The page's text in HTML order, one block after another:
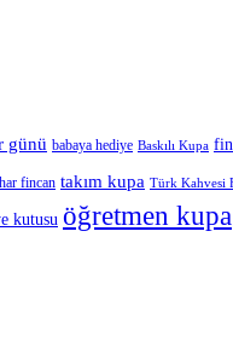
günü babaya hediye Baskılı Kupa
fincan takım kupa Türk Kahvesi
kutusu öğretmen kupa